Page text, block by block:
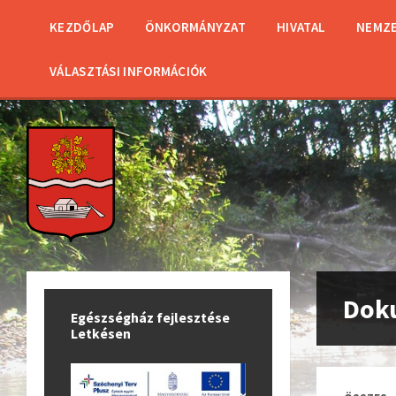
KEZDŐLAP ÖNKORMÁNYZAT HIVATAL
VÁLASZTÁSI INFORMÁCIÓK
Egészségház fejlesztése
Letkésen